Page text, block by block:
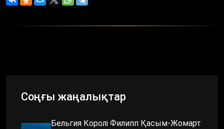
Соңғы жаңалықтар
Бельгия Королі Филипп Қасым-Жомарт